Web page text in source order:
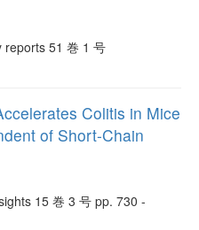
reports 51 巻 1 号
Colitis in Mice
of Short-Chain
15 巻 3 号 pp. 730 -